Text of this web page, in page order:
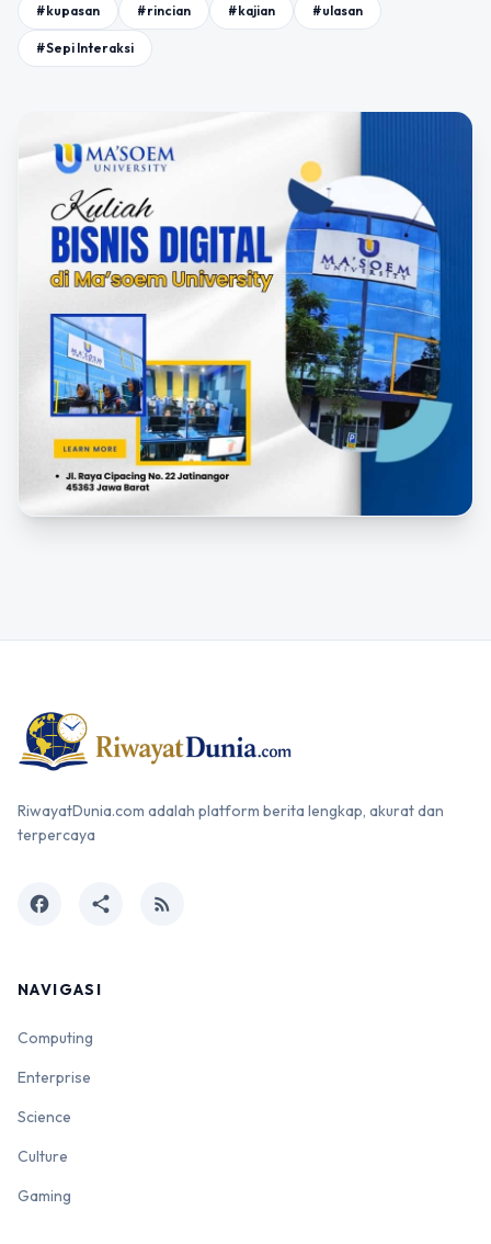
#kupasan #rincian #kajian #ulasan
#Sepi Interaksi
RiwayatDunia.com adalah platform berita lengkap, akurat dan
terpercaya
facebook share rss_feed
NAVIGASI
Computing
Enterprise
Science
Culture
Gaming